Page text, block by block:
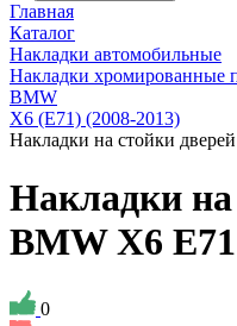
Главная
Каталог
Накладки автомобильные
Накладки хромированные
BMW
X6 (E71) (2008-2013)
Накладки на стойки
Накладки на
BMW X6
0